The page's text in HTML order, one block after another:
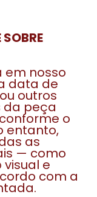
em nosso
data de
outros
da peça
o
entanto,
as
— como
e
com a